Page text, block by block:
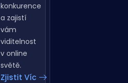
identity,
která vás
odliší od
konkurence
a zajistí
vám
viditelnost